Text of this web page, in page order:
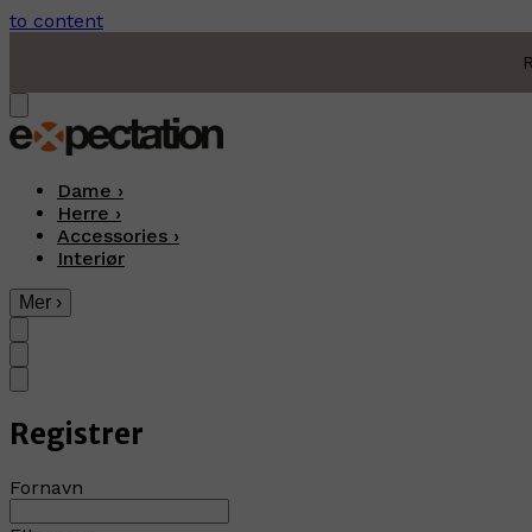
to content
Dame ›
Herre ›
Accessories ›
Interiør
Mer ›
Registrer
Fornavn